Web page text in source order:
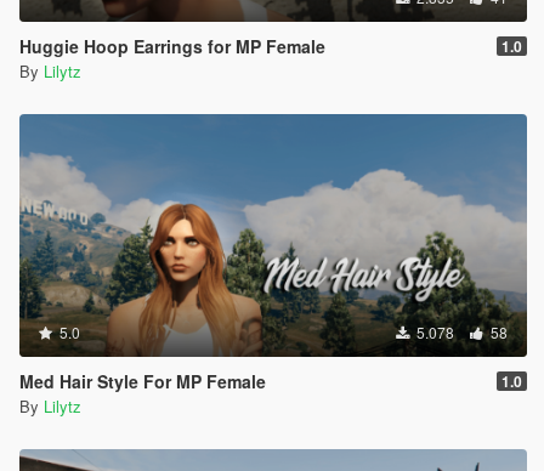
Huggie Hoop Earrings for MP Female 1.0
By Lilytz
5.0 5.078 58
Med Hair Style For MP Female 1.0
By Lilytz